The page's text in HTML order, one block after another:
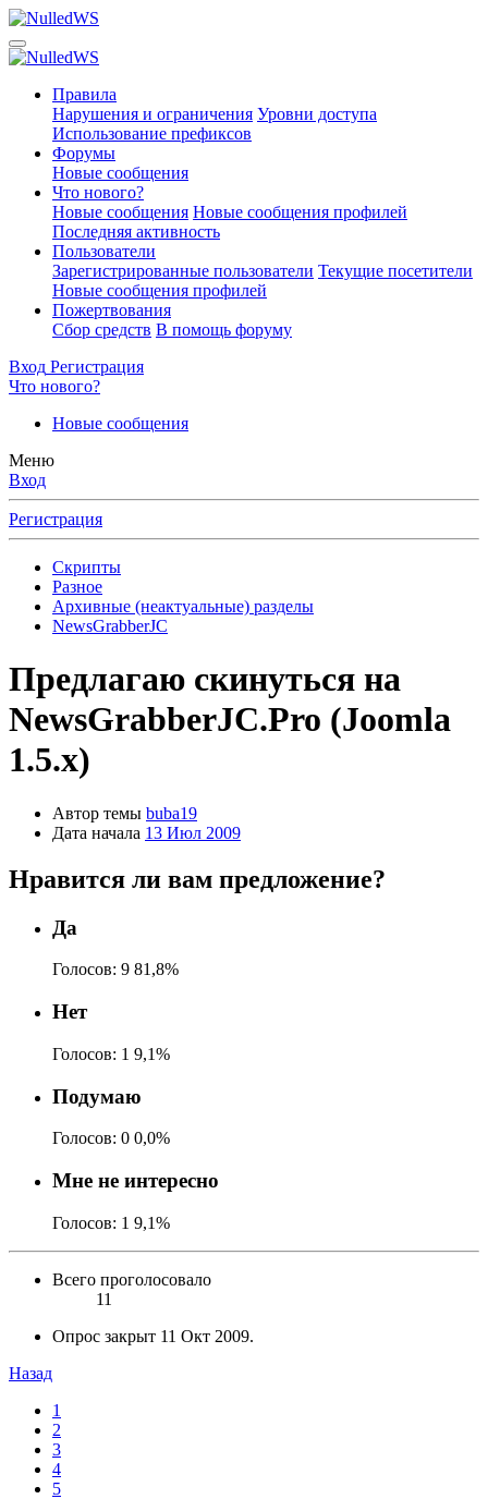
Правила
Нарушения и ограничения Уровни доступа
Использование префиксов
Форумы
Новые сообщения
Что нового?
Новые сообщения Новые сообщения профилей
Последняя активность
Пользователи
Зарегистрированные пользователи Текущие посетители
Новые сообщения профилей
Пожертвования
Сбор средств В помощь форуму
Вход Регистрация
Что нового?
Новые сообщения
Меню
Вход
Регистрация
Скрипты
Разное
Архивные (неактуальные) разделы
NewsGrabberJC
Предлагаю скинуться на
NewsGrabberJC.Pro (Joomla
1.5.x)
Автор темы buba19
Дата начала 13 Июл 2009
Нравится ли вам предложение?
Да
Голосов: 9 81,8%
Нет
Голосов: 1 9,1%
Подумаю
Голосов: 0 0,0%
Мне не интересно
Голосов: 1 9,1%
Всего проголосовало
11
Опрос закрыт 11 Окт 2009.
Назад
1
2
3
4
5